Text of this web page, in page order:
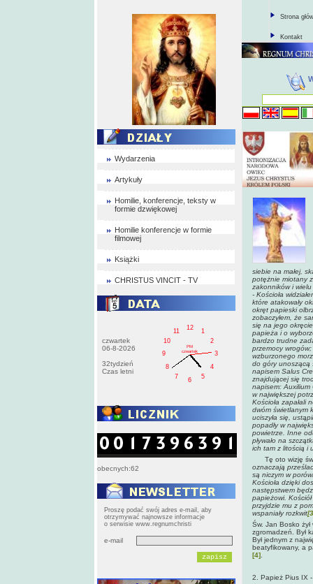
Wydarzenia
Artykuły
Homilie, konferencje, teksty w
formie dzwiękowej
Homilie konferencje w formie
filmowej
Książki
CHRISTUS VINCIT - TV
czwartek
06-8-2026
32tydzień
Czas letni
1
2
3
4
5
6
7
8
9
10
11
12
PM
czwartek
obecnych:62
Proszę podać swój adres e-mail, aby
otrzymywać najnowsze informacje
o serwisie www.regnumchristi
e-mail
Strona
Kontakt
siebie na małej,
potężnie miotany
zakonników i wielu
- Kościoła
które atakowały
okręt papieski
zobaczyłem, że
się na jego
papieża i o
bardzo trudne
przemocy
wzburzonego
do góry unoszącą
napisem Salus
znajdującej się
napisem: Auxilium
w największej
Kościoła zapałali
dwóm świetlanym
uciszyła się,
popadły w
powietrze. Inne
pływało na
ich tam z litością i
Tę oto wizję św.
oznaczają
są niczym w
Kościoła dzięki
następstwem
papieżowi.
przyjdzie mu z
wspaniały rozkwit
Św. Jan Bosko
zgromadzeń. Był
Był jednym z
beatyfikowany, a
[4]
2. Papież Pius IX